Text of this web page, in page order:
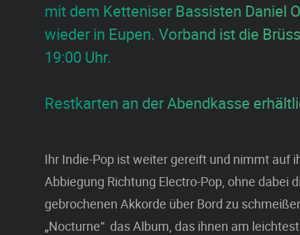
mit dem Ketteniser Bassisten Daniel
wieder in Eupen. Vorband ist die
19:00 Uhr.
Restkarten an der Abendkasse
Ihr Indie-Pop ist weiter gereift und nimmt auf
Abbiegung Richtung Electro-Pop, ohne dabei
gebrochenen Akkorde über Bord zu
„Nocturne“ das Album, das ihnen am